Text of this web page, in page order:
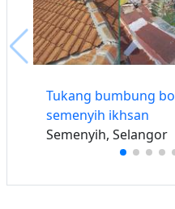
Tukang bumbung
semenyih ikhsan
Semenyih, Selangor